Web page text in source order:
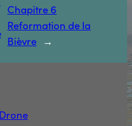
Chapitre 6
Reformation de la
Bièvre →